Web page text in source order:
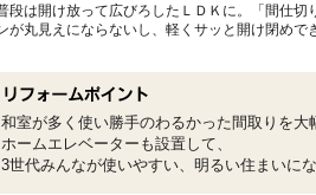
段は開け放って広びろしたＬＤＫに。「間仕切
が丸見えにならないし、軽くサッと開け閉めで
和室が多く使い勝手のわるかった間取りを大
ホームエレベーターも設置して、
3世代みんなが使いやすい、明るい住まいにな